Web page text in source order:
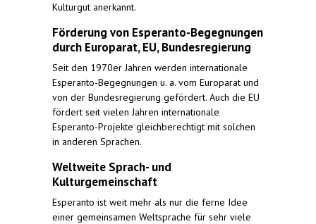
Kulturgut anerkannt.
Förderung von Esperanto-Begegnungen
durch Europarat, EU, Bundesregierung
Seit den 1970er Jahren werden internationale
Esperanto-Begegnungen u. a. vom Europarat und
von der Bundesregierung gefördert. Auch die EU
fördert seit vielen Jahren internationale
Esperanto-Projekte gleichberechtigt mit solchen
in anderen Sprachen.
Weltweite Sprach- und
Kulturgemeinschaft
Esperanto ist weit mehr als nur die ferne Idee
einer gemeinsamen Weltsprache für sehr viele